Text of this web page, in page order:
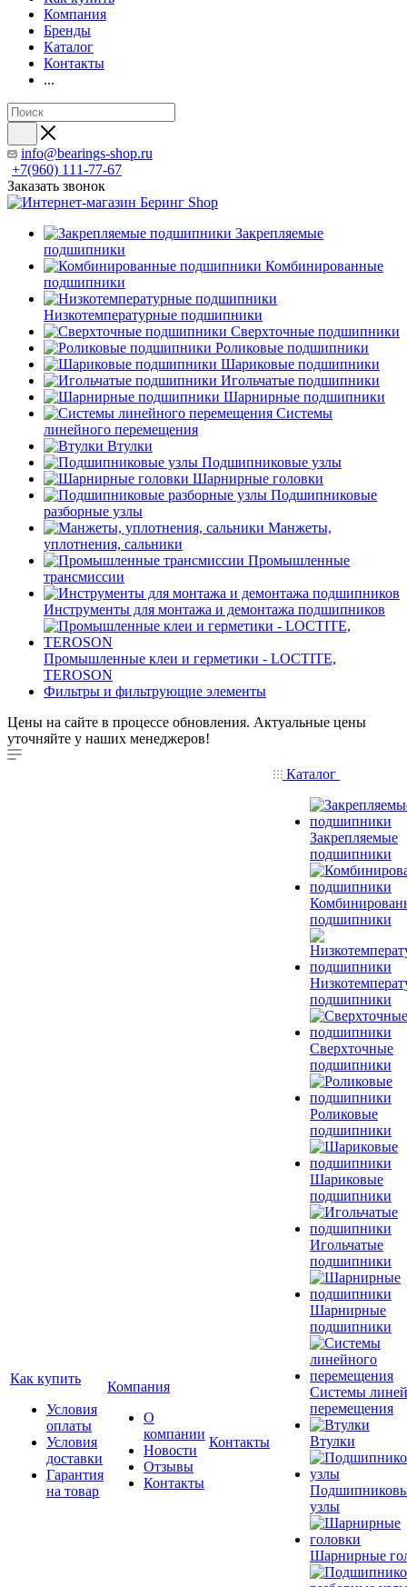
Компания
Бренды
Каталог
Контакты
...
info@bearings-shop.ru
+7(960) 111-77-67
Заказать звонок
Закрепляемые
подшипники
Комбинированные
подшипники
Низкотемпературные подшипники
Сверхточные подшипники
Роликовые подшипники
Шариковые подшипники
Игольчатые подшипники
Шарнирные подшипники
Системы
линейного перемещения
Втулки
Подшипниковые узлы
Шарнирные головки
Подшипниковые
разборные узлы
Манжеты,
уплотнения, сальники
Промышленные
трансмиссии
Инструменты для монтажа и демонтажа подшипников
Промышленные клеи и герметики - LOCTITE,
TEROSON
Фильтры и фильтрующие элементы
Цены на сайте в процессе обновления. Актуальные цены
уточняйте у наших менеджеров!
Как купить
Условия
оплаты
Условия
доставки
Гарантия
на товар
Компания
О
компании
Новости
Отзывы
Контакты
Контакты
Каталог
Закрепляемые
подшипники
подшипники
подшипники
Сверхточные
подшипники
Роликовые
подшипники
Шариковые
подшипники
Игольчатые
подшипники
Шарнирные
подшипники
Системы
перемещения
Втулки
узлы
Шарнирные